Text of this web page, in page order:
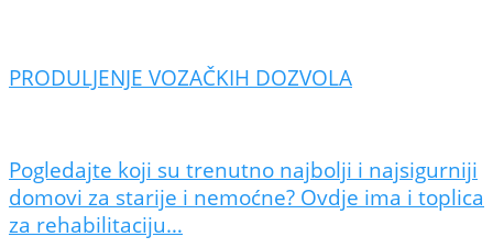
PRODULJENJE VOZAČKIH DOZVOLA
Pogledajte koji su trenutno najbolji i najsigurniji
domovi za starije i nemoćne? Ovdje ima i toplica
za rehabilitaciju…